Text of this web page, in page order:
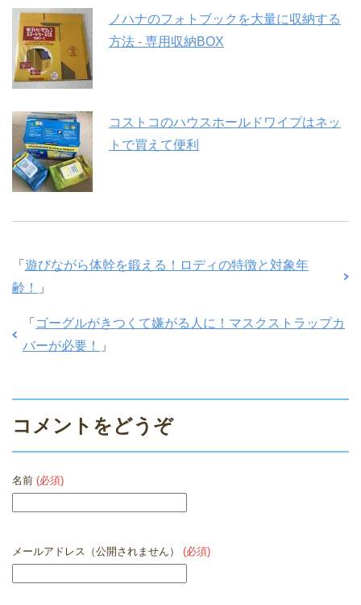
ノハナのフォトブックを大量に収納する
方法 - 専用収納BOX
コストコのハウスホールドワイプはネッ
トで買えて便利
「 遊びながら体幹を鍛える！ロディの特徴と対象年
齢！
」
「 ゴーグルがきつくて嫌がる人に！マスクストラップカ
バーが必要！
」
コメントをどうぞ
名前 (必須)
メールアドレス（公開されません） (必須)